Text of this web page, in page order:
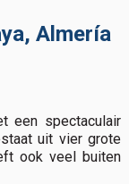
Almería
een spectaculair
uit vier grote
ook veel buiten